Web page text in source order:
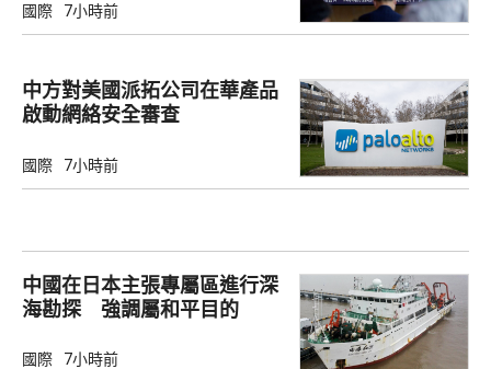
國際 7小時前
中方對美國派拓公司在華產品
啟動網絡安全審查
國際 7小時前
中國在日本主張專屬區進行深
海勘探 強調屬和平目的
國際 7小時前